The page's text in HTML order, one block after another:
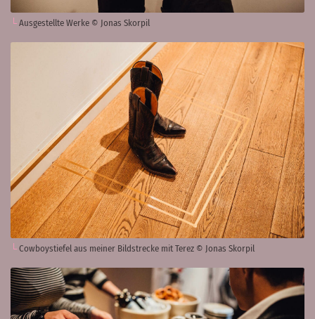
Ausgestellte Werke © Jonas Skorpil
Cowboystiefel aus meiner Bildstrecke mit Terez © Jonas Skorpil